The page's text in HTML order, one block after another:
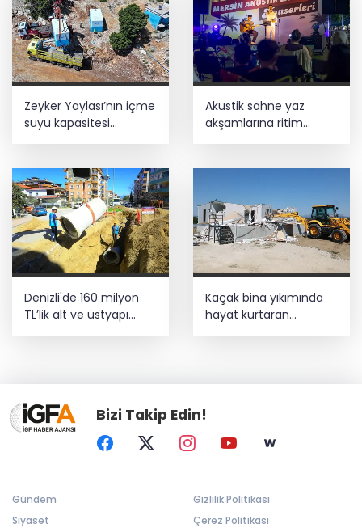
Zeyker Yaylası’nın içme
suyu kapasitesi
güçlendirildi
Akustik sahne yaz
akşamlarına ritim
katıyor
Denizli'de 160 milyon
TL’lik alt ve üstyapı
Kaçak bina yıkımında
hayat kurtaran
Bizi Takip Edin!
Gündem
Siyaset
Gizlilik Politikası
Çerez Politikası